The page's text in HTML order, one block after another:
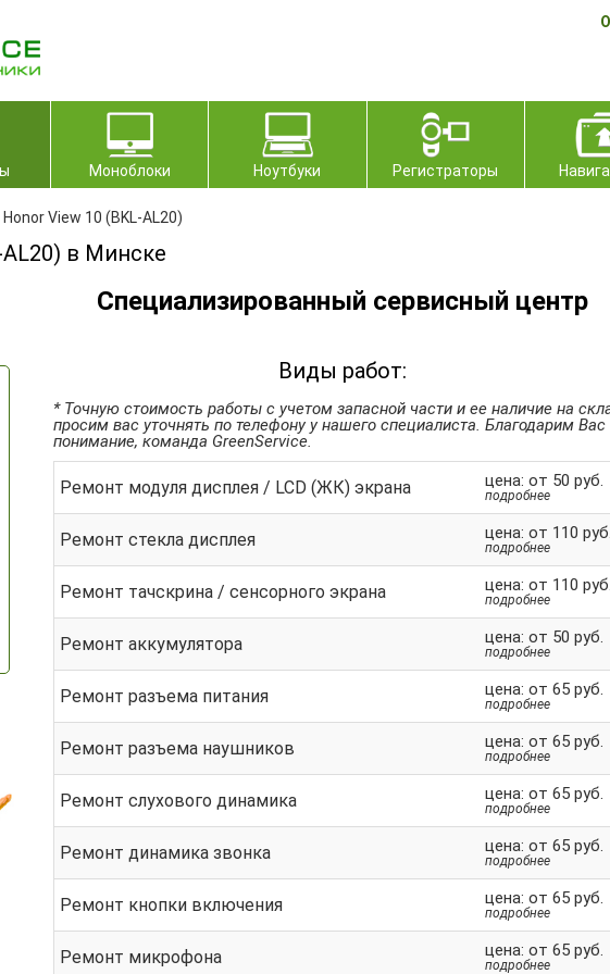
Моноблоки Ноутбуки Регистраторы
Honor View 10 (BKL-AL20)
в Минске
Специализированный сервисный центр
Виды работ:
* Точную стоимость работы с учетом запасной части и ее наличие на
просим вас уточнять по телефону у нашего специалиста. Благодарим Вас
понимание, команда GreenService.
Ремонт модуля дисплея / LCD (ЖК) экрана цена: от 50 руб.
подробнее
Ремонт стекла дисплея цена: от 110
подробнее
Ремонт тачскрина / сенсорного экрана цена: от 110
подробнее
Ремонт аккумулятора цена: от 50 руб.
подробнее
Ремонт разъема питания цена: от 65 руб.
подробнее
Ремонт разъема наушников цена: от 65 руб.
подробнее
Ремонт слухового динамика цена: от 65 руб.
подробнее
Ремонт динамика звонка цена: от 65 руб.
подробнее
Ремонт кнопки включения цена: от 65 руб.
подробнее
Ремонт микрофона цена: от 65 руб.
подробнее